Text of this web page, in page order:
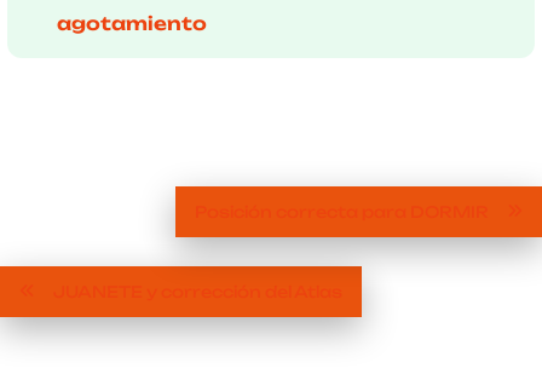
agotamiento